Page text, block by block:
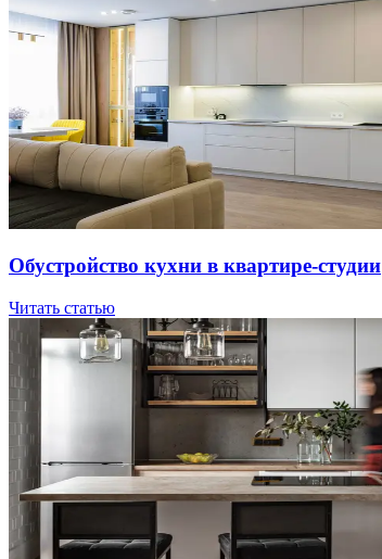
Oбуcтpoйcтвo куxни в квapтиpe-cтудии
Читать статью